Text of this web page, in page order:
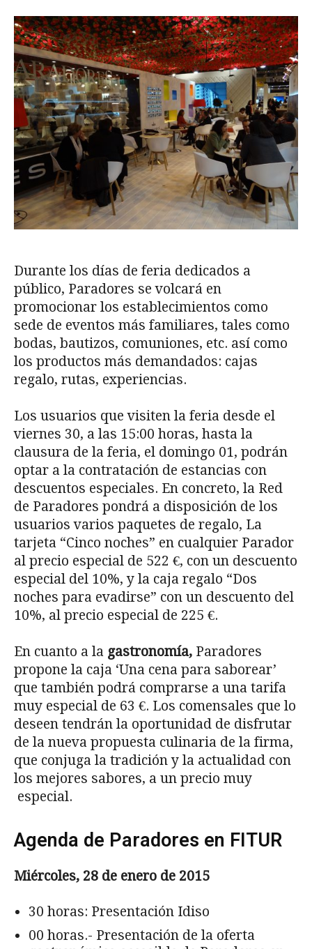
Durante los días de feria dedicados a
público, Paradores se volcará en
promocionar los establecimientos como
sede de eventos más familiares, tales como
bodas, bautizos, comuniones, etc. así como
los productos más demandados: cajas
regalo, rutas, experiencias.
Los usuarios que visiten la feria desde el
viernes 30, a las 15:00 horas, hasta la
clausura de la feria, el domingo 01, podrán
optar a la contratación de estancias con
descuentos especiales. En concreto, la Red
de Paradores pondrá a disposición de los
usuarios varios paquetes de regalo, La
tarjeta “Cinco noches” en cualquier Parador
al precio especial de 522 €, con un descuento
especial del 10%, y la caja regalo “Dos
noches para evadirse” con un descuento del
10%, al precio especial de 225 €.
En cuanto a la gastronomía, Paradores
propone la caja ‘Una cena para saborear’
que también podrá comprarse a una tarifa
muy especial de 63 €. Los comensales que lo
deseen tendrán la oportunidad de disfrutar
de la nueva propuesta culinaria de la firma,
que conjuga la tradición y la actualidad con
los mejores sabores, a un precio muy
especial.
Agenda de Paradores en FITUR
Miércoles, 28 de enero de 2015
30 horas: Presentación Idiso
00 horas.- Presentación de la oferta